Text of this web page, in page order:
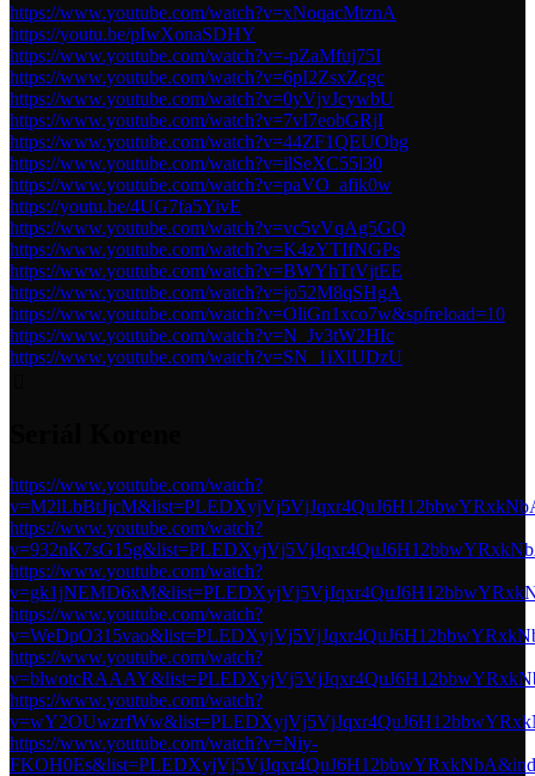
https://www.youtube.com/watch?v=xNoqacMtznA
https://youtu.be/pIwXonaSDHY
https://www.youtube.com/watch?v=-pZaMfuj75I
https://www.youtube.com/watch?v=6pI2ZsxZcgc
https://www.youtube.com/watch?v=0yVjvJcywbU
https://www.youtube.com/watch?v=7vI7eobGRjI
https://www.youtube.com/watch?v=44ZF1QEUObg
https://www.youtube.com/watch?v=ilSeXC55l30
https://www.youtube.com/watch?v=paVO_afik0w
https://youtu.be/4UG7fa5YivE
https://www.youtube.com/watch?v=vc5vVqAg5GQ
https://www.youtube.com/watch?v=K4zYTIfNGPs
https://www.youtube.com/watch?v=BWYhTtVjtEE
https://www.youtube.com/watch?v=jo52M8qSHgA
https://www.youtube.com/watch?v=OliGn1xco7w&spfreload=10
https://www.youtube.com/watch?v=N_Jv3tW2HIc
https://www.youtube.com/watch?v=SN_1iXlUDzU
https://www.youtube.com/watch?
https://www.youtube.com/watch?
https://www.youtube.com/watch?
https://www.youtube.com/watch?
https://www.youtube.com/watch?
https://www.youtube.com/watch?
https://www.youtube.com/watch?v=Niy-